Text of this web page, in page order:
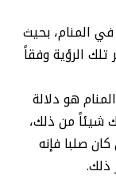
المنام، بحيث
الرؤية وفقاً
هو دلالة
شيئاً من ذلك،
صلبا فإنه
ذلك.